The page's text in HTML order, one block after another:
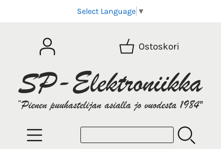
Select Language ▼
Ostoskori